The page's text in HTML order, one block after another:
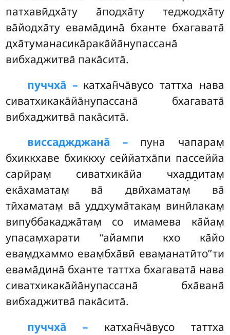
патхавӣдха̄ту а̄подха̄ту теджодха̄ту
ва̄йодха̄ту евама̄дина̄ бханте бхагавата̄
дха̄туманасика̄рака̄йа̄нупассана̄
вибхаджитва̄ пака̄сита̄.
пуччха̄ –катхан̃ча̄вусотаттха нава
сиватхикака̄йа̄нупассана̄ бхагавата̄
вибхаджитва̄ пака̄сита̄.
виссаджджана̄ –пуна чапарам̣
бхиккхаве бхиккху сеййатха̄пи пассеййа
сарӣрам̣ сиватхика̄йа чхад̣д̣итам̣
ека̄хаматам̣ ва̄ двӣхаматам̣ ва̄
тӣхаматам̣ ва̄ уддхума̄такам̣ винӣлакам̣
випуббакаджа̄там̣ со имамева ка̄йам̣
упасам̣харати ‘‘айампи кхо ка̄йо
евам̣дхаммо евам̣бха̄вӣ евам̣анатӣто’’ти
евама̄дина̄ бханте таттха бхагавата̄ нава
сиватхикака̄йа̄нупассана̄ бха̄вана̄
вибхаджитва̄ пака̄сита̄.
пуччха̄ –катхан̃ча̄вусо таттха